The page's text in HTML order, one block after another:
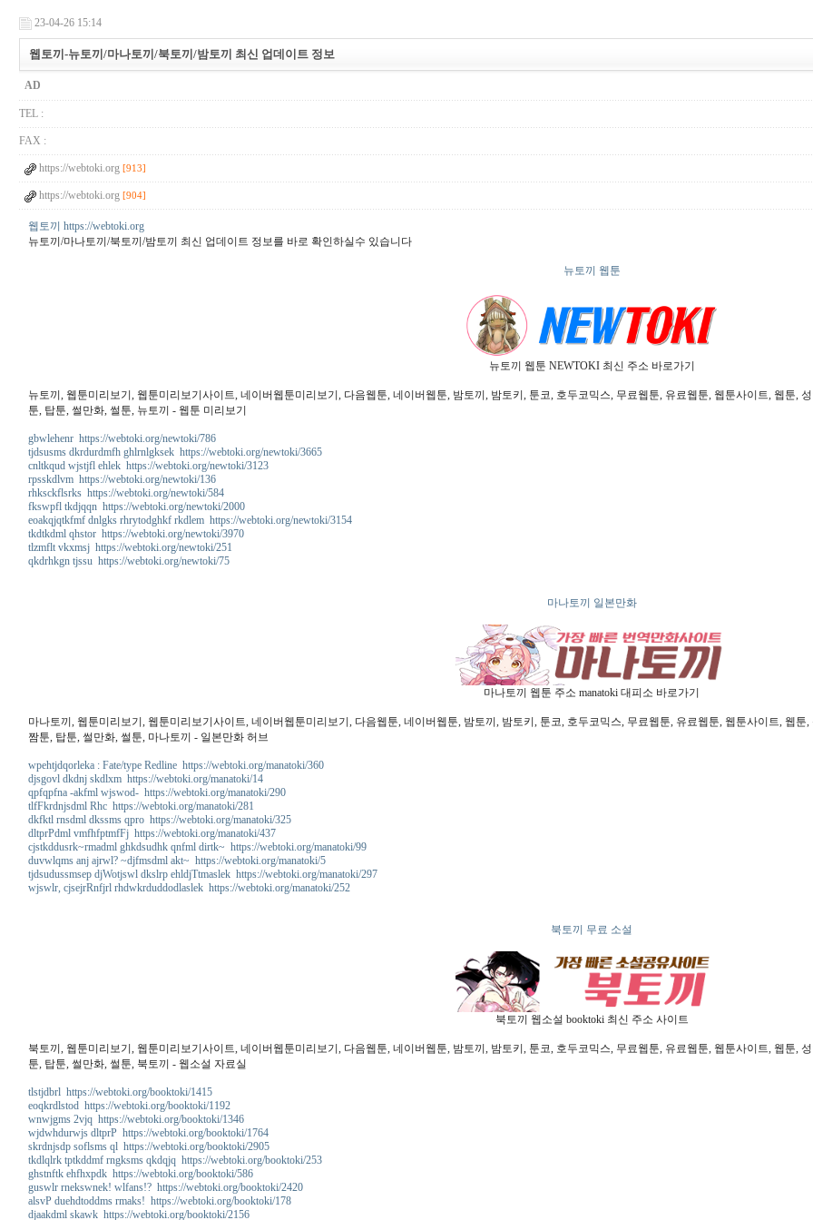
23-04-26 15:14
웹토끼-뉴토끼/마나토끼/북토끼/밤토끼 최신 업데이트 정보
AD
TEL :
FAX :
https://webtoki.org [913]
https://webtoki.org [904]
웹토끼 https://webtoki.org
뉴토끼/마나토끼/북토끼/밤토끼 최신 업데이트 정보를 바로 확인하실수 있습니다
뉴토끼 웹툰
뉴토끼 웹툰 NEWTOKI 최신 주소 바로가기
뉴토끼, 웹툰미리보기, 웹툰미리보기사이트, 네이버웹툰미리보기, 다음웹툰, 네이버웹툰, 밤토끼, 밤토키, 툰코, 호두코믹스, 무료웹툰, 유료웹툰, 웹툰사이트, 웹툰,
툰, 탑툰, 썰만화, 썰툰, 뉴토끼 - 웹툰 미리보기
gbwlehenr https://webtoki.org/newtoki/786
tjdsusms dkrdurdmfh ghlrnlgksek https://webtoki.org/newtoki/3665
cnltkqud wjstjfl ehlek https://webtoki.org/newtoki/3123
rpsskdlvm https://webtoki.org/newtoki/136
rhksckflsrks https://webtoki.org/newtoki/584
fkswpfl tkdjqqn https://webtoki.org/newtoki/2000
eoakqjqtkfmf dnlgks rhrytodghkf rkdlem https://webtoki.org/newtoki/3154
tkdtkdml qhstor https://webtoki.org/newtoki/3970
tlzmflt vkxmsj https://webtoki.org/newtoki/251
qkdrhkgn tjssu https://webtoki.org/newtoki/75
마나토끼 일본만화
마나토끼 웹툰 주소 manatoki 대피소 바로가기
마나토끼, 웹툰미리보기, 웹툰미리보기사이트, 네이버웹툰미리보기, 다음웹툰, 네이버웹툰, 밤토끼, 밤토키, 툰코, 호두코믹스, 무료웹툰, 유료웹툰, 웹툰사이트, 웹
짬툰, 탑툰, 썰만화, 썰툰, 마나토끼 - 일본만화 허브
wpehtjdqorleka : Fate/type Redline https://webtoki.org/manatoki/360
djsgovl dkdnj skdlxm https://webtoki.org/manatoki/14
qpfqpfna -akfml wjswod- https://webtoki.org/manatoki/290
tlfFkrdnjsdml Rhc https://webtoki.org/manatoki/281
dkfktl rnsdml dkssms qpro https://webtoki.org/manatoki/325
dltprPdml vmfhfptmfFj https://webtoki.org/manatoki/437
cjstkddusrk~rmadml ghkdsudhk qnfml dirtk~ https://webtoki.org/manatoki/99
duvwlqms anj ajrwl? ~djfmsdml akt~ https://webtoki.org/manatoki/5
tjdsudussmsep djWotjswl dkslrp ehldjTtmaslek https://webtoki.org/manatoki/297
wjswlr, cjsejrRnfjrl rhdwkrduddodlaslek https://webtoki.org/manatoki/252
북토끼 무료 소설
북토끼 웹소설 booktoki 최신 주소 사이트
북토끼, 웹툰미리보기, 웹툰미리보기사이트, 네이버웹툰미리보기, 다음웹툰, 네이버웹툰, 밤토끼, 밤토키, 툰코, 호두코믹스, 무료웹툰, 유료웹툰, 웹툰사이트, 웹툰,
툰, 탑툰, 썰만화, 썰툰, 북토끼 - 웹소설 자료실
tlstjdbrl https://webtoki.org/booktoki/1415
eoqkrdlstod https://webtoki.org/booktoki/1192
wnwjgms 2vjq https://webtoki.org/booktoki/1346
wjdwhdurwjs dltprP https://webtoki.org/booktoki/1764
skrdnjsdp soflsms ql https://webtoki.org/booktoki/2905
tkdlqlrk tptkddmf rngksms qkdqjq https://webtoki.org/booktoki/253
ghstnftk ehfhxpdk https://webtoki.org/booktoki/586
guswlr rnekswnek! wlfans!? https://webtoki.org/booktoki/2420
alsvP duehdtoddms rmaks! https://webtoki.org/booktoki/178
djaakdml skawk https://webtoki.org/booktoki/2156